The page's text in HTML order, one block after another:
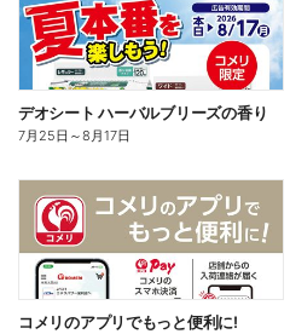
デオシート ハーバルブリーズの香り
7月25日 ～8月17日
コメリのアプリでもっと便利に!